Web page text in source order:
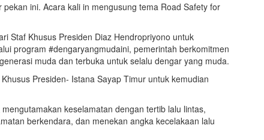
ini. Acara kali in mengusung tema Road Safety for
Staf Khusus Presiden Diaz Hendropriyono untuk
program #dengaryangmudaini, pemerintah berkomitmen
muda dan terbuka untuk selalu dengar yang muda.
Presiden- Istana Sayap Timur untuk kemudian
keselamatan dengan tertib lalu lintas,
berkendara, dan menekan angka kecelakaan lalu